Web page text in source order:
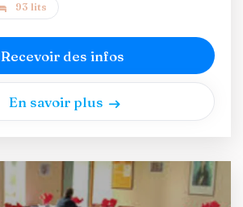
93 lits
Recevoir des infos
En savoir plus